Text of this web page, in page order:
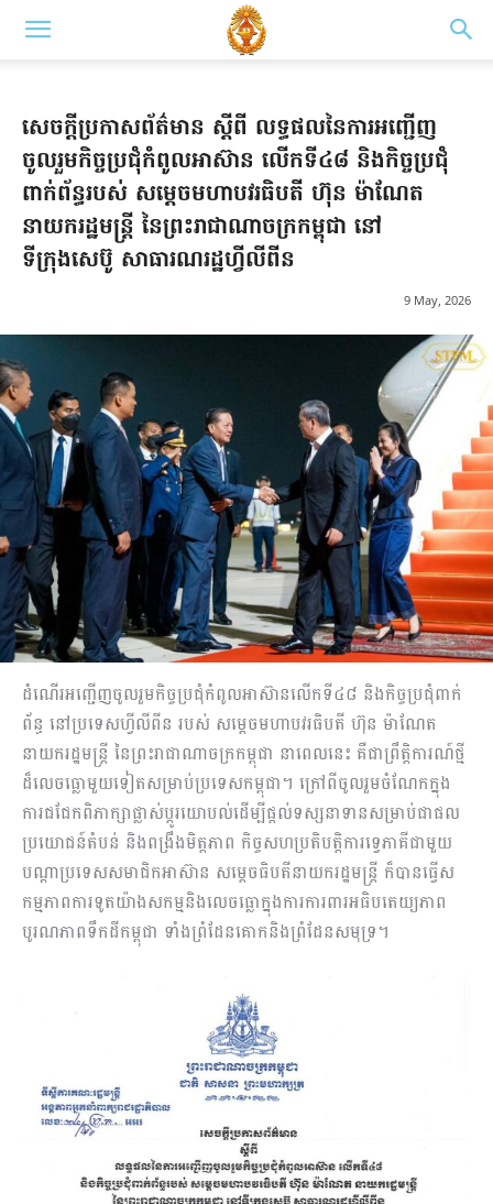
សេចក្តីប្រកាសព័ត៌មាន ស្តីពី លទ្ធផលនៃការអញ្ជើញ
ចូលរួមកិច្ចប្រជុំកំពូលអាស៊ាន លើកទី៤៨ និងកិច្ចប្រជុំ
ពាក់ព័ន្ធរបស់ សម្តេចមហាបវរធិបតី ហ៊ុន ម៉ាណែត
នាយករដ្ឋមន្ត្រី នៃព្រះរាជាណាចក្រកម្ពុជា នៅ
ទីក្រុងសេប៊ូ សាធារណរដ្ឋហ្វីលីពីន
9 May, 2026
ដំណើរអញ្ជើញចូលរួមកិច្ចប្រជុំកំពូលអាស៊ានលើកទី៤៨ និងកិច្ចប្រជុំពាក់
ព័ន្ធ នៅប្រទេសហ្វីលីពីន របស់ សម្តេចមហាបវរធិបតី ហ៊ុន ម៉ាណែត
នាយករដ្ឋមន្ត្រី នៃព្រះរាជាណាចក្រកម្ពុជា នាពេលនេះ គឺជាព្រឹត្តិការណ៍ថ្មី
ដ៏លេចធ្លោមួយទៀតសម្រាប់ប្រទេសកម្ពុជា។ ក្រៅពីចូលរួមចំណែកក្នុង
ការជជែកពិភាក្សាផ្លាស់ប្តូរយោបល់ដើម្បីផ្តល់ទស្សនាទានសម្រាប់ជាផល
ប្រយោជន៍តំបន់ និងពង្រឹងមិត្តភាព កិច្ចសហប្រតិបត្តិការទ្វេភាគីជាមួយ
បណ្តាប្រទេសសមាជិកអាស៊ាន សម្តេចធិបតីនាយករដ្ឋមន្ត្រី ក៏បានធ្វើស
កម្មភាពការទូតយ៉ាងសកម្មនិងលេចធ្លោក្នុងការការពារអធិបតេយ្យភាព
បូរណភាពទឹកដីកម្ពុជា ទាំងព្រំដែនគោកនិងព្រំដែនសមុទ្រ។